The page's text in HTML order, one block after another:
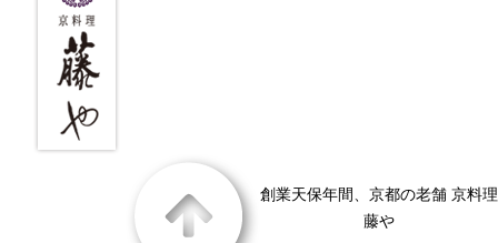
創業天保年間、京都の老舗 京料理
藤や